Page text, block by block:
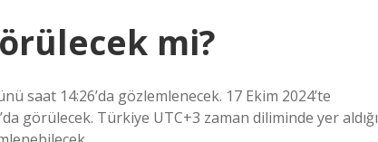
mi?
saat 14:26’da gözlemlenecek. 17 Ekim 2024’te
görülecek. Türkiye UTC+3 zaman diliminde yer aldığı